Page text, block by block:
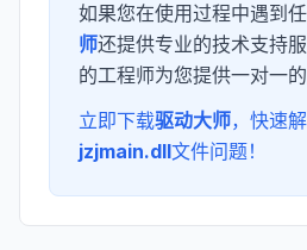
如果您在使用过程中遇到任
师还提供专业的技术支持
的工程师为您提供一对一的
立即下载驱动大师，快速
jzjmain.dll文件问题！